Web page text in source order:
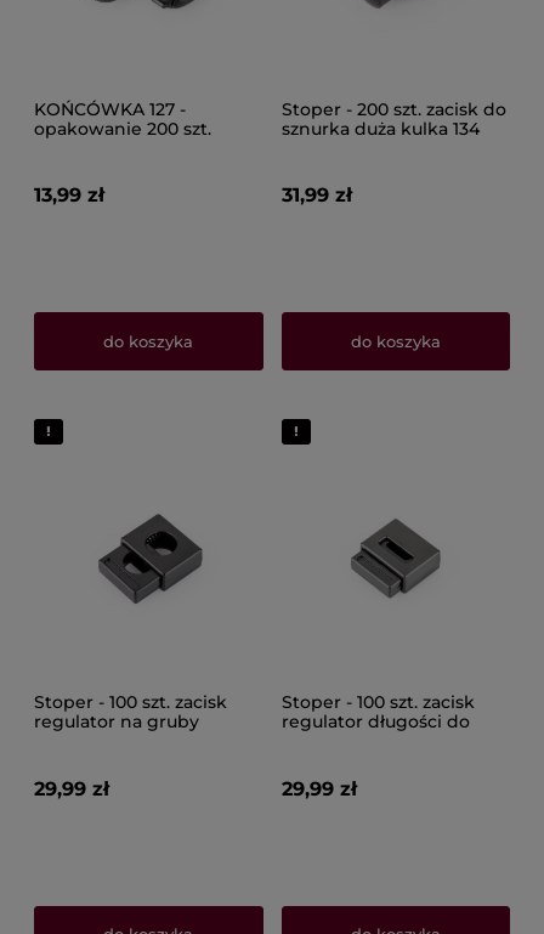
KOŃCÓWKA 127 -
opakowanie 200 szt.
13,99 zł
do koszyka
Stoper - 200 szt. zacisk do
sznurka duża kulka 134
31,99 zł
do koszyka
Stoper - 100 szt. zacisk
regulator na gruby
29,99 zł
Stoper - 100 szt. zacisk
regulator długości do
29,99 zł